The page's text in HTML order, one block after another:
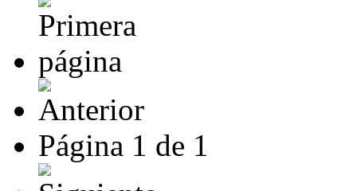
Página 1 de 1